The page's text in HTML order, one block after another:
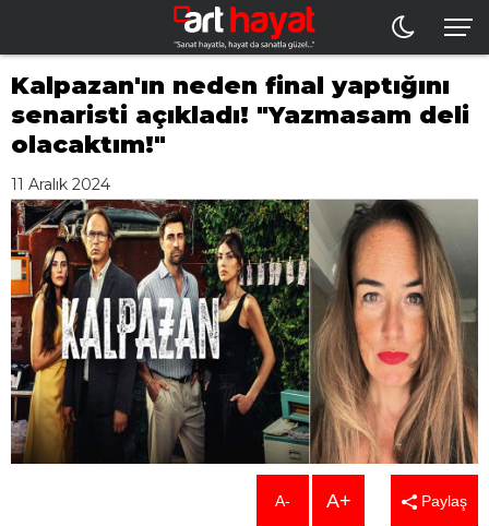
Kalpazan'ın neden final yaptığını
senaristi açıkladı! "Yazmasam deli
olacaktım!"
11 Aralık 2024
A- A+ Paylaş